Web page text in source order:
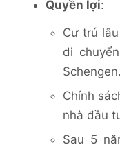
Quyền lợi:
Cư trú
di
Schengen.
Chính
nhà đầu
Sau 5